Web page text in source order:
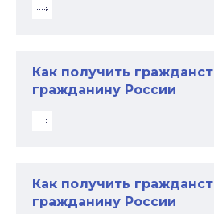
Как получить
гражданину России
Как получить
гражданину России